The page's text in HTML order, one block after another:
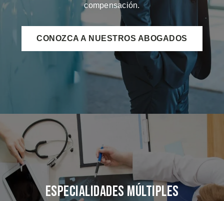
compensación.
CONOZCA A NUESTROS ABOGADOS
Especialidades Múltiples